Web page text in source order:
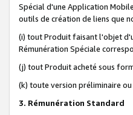
Spécial d'une Application
outils de création de liens que
(i) tout Produit faisant l'objet
Rémunération Spéciale
(j) tout Produit acheté sous
(k) toute version préliminaire
3. Rémunération Standard